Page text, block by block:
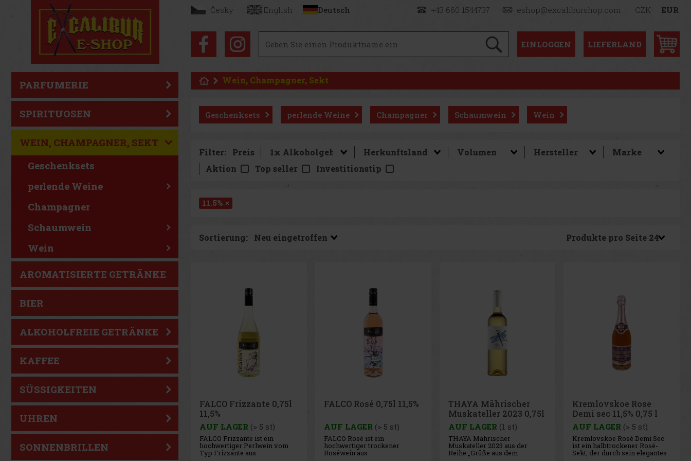
Česky English Deutsch +43 660 1544737 eshop@excaliburshop.com CZK EUR
EINLOGGEN LIEFERLAND
PARFUMERIE
SPIRITUOSEN
WEIN, CHAMPAGNER, SEKT
Geschenksets
perlende Weine
Champagner
Schaumwein
Wein
AROMATISIERTE GETRÄNKE
BIER
ALKOHOLFREIE GETRÄNKE
KAFFEE
SÜSSIGKEITEN
UHREN
SONNENBRILLEN
Wein, Champagner, Sekt
Geschenksets perlende Weine Champagner Schaumwein Wein
Filter:
Preis
Aktion
Top seller Investitionstip
11.5% ×
Sortierung: Produkte pro Seite
FALCO Frizzante 0,75l
11,5%
AUF LAGER (> 5 st)
FALCO Frizzante ist ein
hochwertiger Perlwein vom
Typ Frizzante aus
FALCO Rosé 0,75l 11,5%
AUF LAGER (> 5 st)
FALCO Rosé ist ein
hochwertiger trockener
Roséwein aus
THAYA Mährischer
Muskateller 2023 0,75l
11,5%
AUF LAGER (1 st)
THAYA Mährischer
Muskateller 2023 aus der
Reihe „Grüße aus dem
Kremlovskoe Rose
Demi sec 11,5% 0,75 l
AUF LAGER (> 5 st)
Kremlovskoe Rosé Demi Sec
ist ein halbtrockener Rosé-
Sekt, der durch sein elegantes